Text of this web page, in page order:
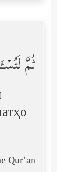
ثُمَّ
Qur’an: